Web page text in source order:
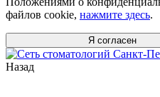
файлов cookie, нажмите здесь.
Я согласен
Назад